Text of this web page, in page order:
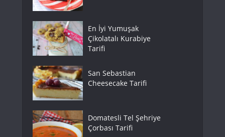
En İyi Yumuşak
Çikolatalı Kurabiye
Tarifi
San Sebastian
Cheesecake Tarifi
Domatesli Tel Şehriye
Çorbası Tarifi